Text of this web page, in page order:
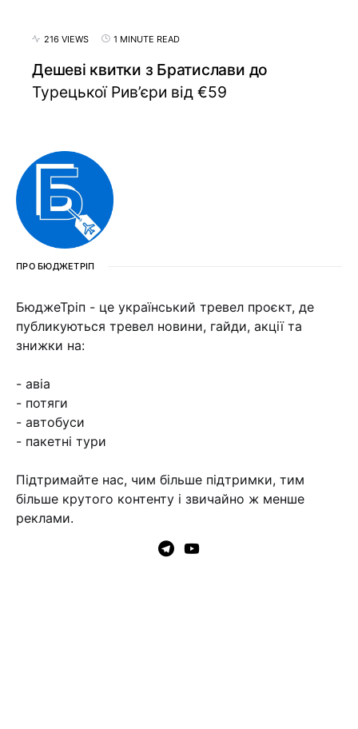
216 VIEWS 1 MINUTE READ
Дешеві квитки з Братислави до
Турецької Рив’єри від €59
ПРО БЮДЖЕТРІП
БюджеТріп - це український тревел проєкт, де
публикуються тревел новини, гайди, акції та
знижки на:
- авіа
- потяги
- автобуси
- пакетні тури
Підтримайте нас, чим більше підтримки, тим
більше крутого контенту і звичайно ж менше
реклами.